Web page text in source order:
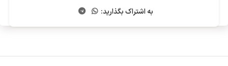
به اشتراک بگذارید: